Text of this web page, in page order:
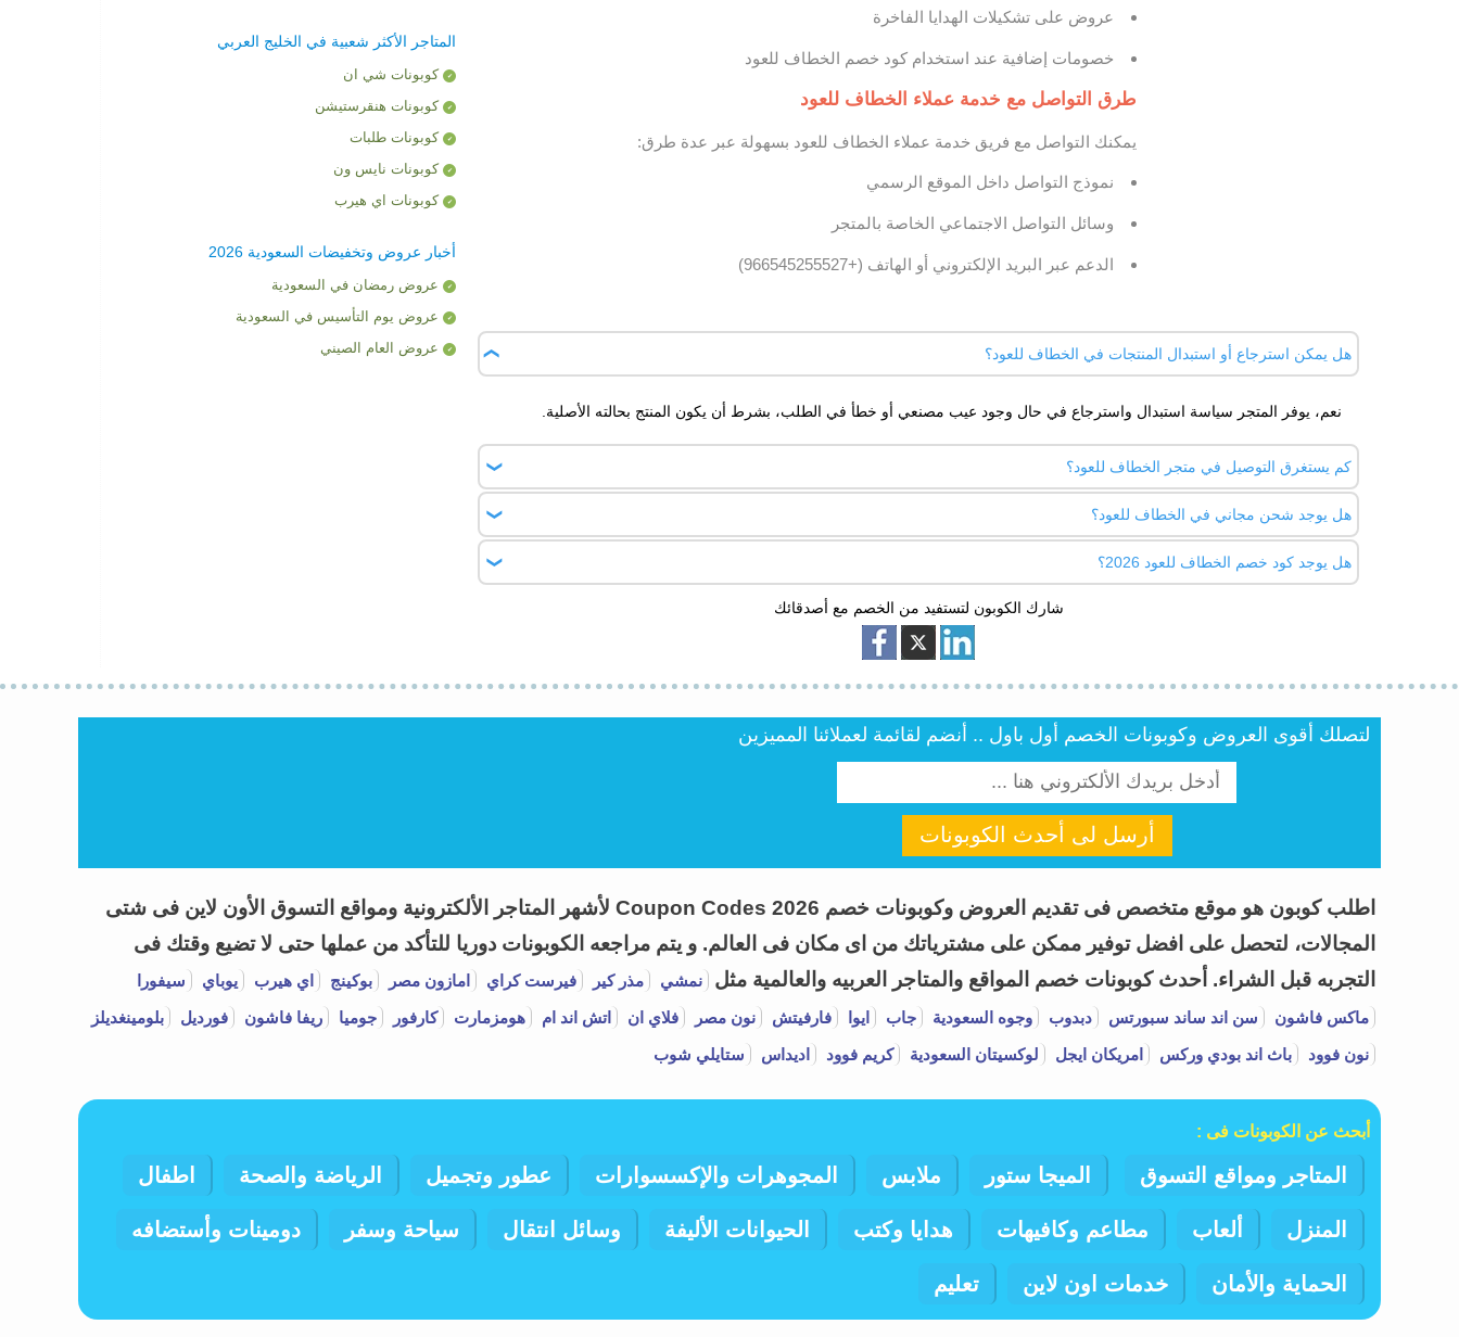
عروض على تشكيلات الهدايا الفاخرة
خصومات إضافية عند استخدام كود خصم الخطاف للعود
طرق التواصل مع خدمة عملاء الخطاف للعود
يمكنك التواصل مع فريق خدمة عملاء الخطاف للعود بسهولة عبر عدة طرق:
نموذج التواصل داخل الموقع الرسمي
وسائل التواصل الاجتماعي الخاصة بالمتجر
الدعم عبر البريد الإلكتروني أو الهاتف (+966545255527)
هل يمكن استرجاع أو استبدال المنتجات في الخطاف للعود؟
نعم، يوفر المتجر سياسة استبدال واسترجاع في حال وجود عيب مصنعي أو خطأ في الطلب، بشرط أن يكون المنتج بحالته الأصلية.
كم يستغرق التوصيل في متجر الخطاف للعود؟
يختلف وقت التوصيل حسب المدينة، لكن غالبًا يتم شحن الطلبات خلال أيام قليلة داخل السعودية مع توفير رقم تتبع للطلب.
هل يوجد شحن مجاني في الخطاف للعود؟
هل يوجد كود خصم الخطاف للعود 2026؟
شارك الكوبون لتستفيد من الخصم مع أصدقائك
المتاجر الأكثر شعبية في الخليج العربي
كوبونات شي ان
كوبونات هنقرستيشن
كوبونات طلبات
كوبونات نايس ون
كوبونات اي هيرب
أخبار عروض وتخفيضات السعودية 2026
عروض رمضان في السعودية
عروض يوم التأسيس في السعودية
عروض العام الصيني
لتصلك أقوى العروض وكوبونات الخصم أول باول .. أنضم لقائمة لعملائنا المميزين
أرسل لى أحدث الكوبونات
اطلب كوبون هو موقع متخصص فى تقديم العروض وكوبونات خصم Coupon Codes 2026 لأشهر المتاجر الألكترونية ومواقع التسوق الأون لاين فى شتى
المجالات، لتحصل على افضل توفير ممكن على مشترياتك من اى مكان فى العالم. و يتم مراجعه الكوبونات دوريا للتأكد من عملها حتى لا تضيع وقتك فى
التجربه قبل الشراء. أحدث كوبونات خصم المواقع والمتاجر العربيه والعالمية مثل نمشي مذر كير فيرست كراي امازون مصر بوكينج اي هيرب يوباي
سيفورا
ماكس فاشون
سن اند ساند سبورتس دبدوب وجوه السعودية جاب ايوا فارفيتش نون مصر فلاي ان اتش اند ام هومزمارت كارفور جوميا ريفا فاشون فورديل
بلومينغديلز
نون فوود
باث اند بودي وركس امريكان ايجل لوكسيتان السعودية كريم فوود اديداس ستايلي شوب
أبحث عن الكوبونات فى :
المتاجر ومواقع التسوق الميجا ستور ملابس المجوهرات والإكسسوارات عطور وتجميل الرياضة والصحة اطفال
المنزل ألعاب مطاعم وكافيهات هدايا وكتب الحيوانات الأليفة وسائل انتقال سياحة وسفر دومينات وأستضافه
الحماية والأمان خدمات اون لاين تعليم